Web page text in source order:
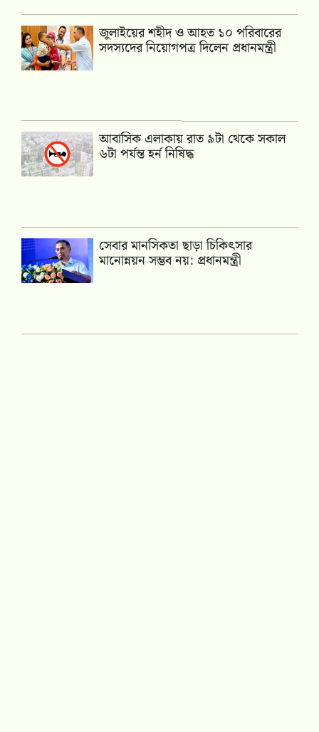
জুলাইয়ের শহীদ ও আহত ১০ পরিবারের
সদস্যদের নিয়োগপত্র দিলেন প্রধানমন্ত্রী
আবাসিক এলাকায় রাত ৯টা থেকে সকাল
৬টা পর্যন্ত হর্ন নিষিদ্ধ
সেবার মানসিকতা ছাড়া চিকিৎসার
মানোন্নয়ন সম্ভব নয়: প্রধানমন্ত্রী